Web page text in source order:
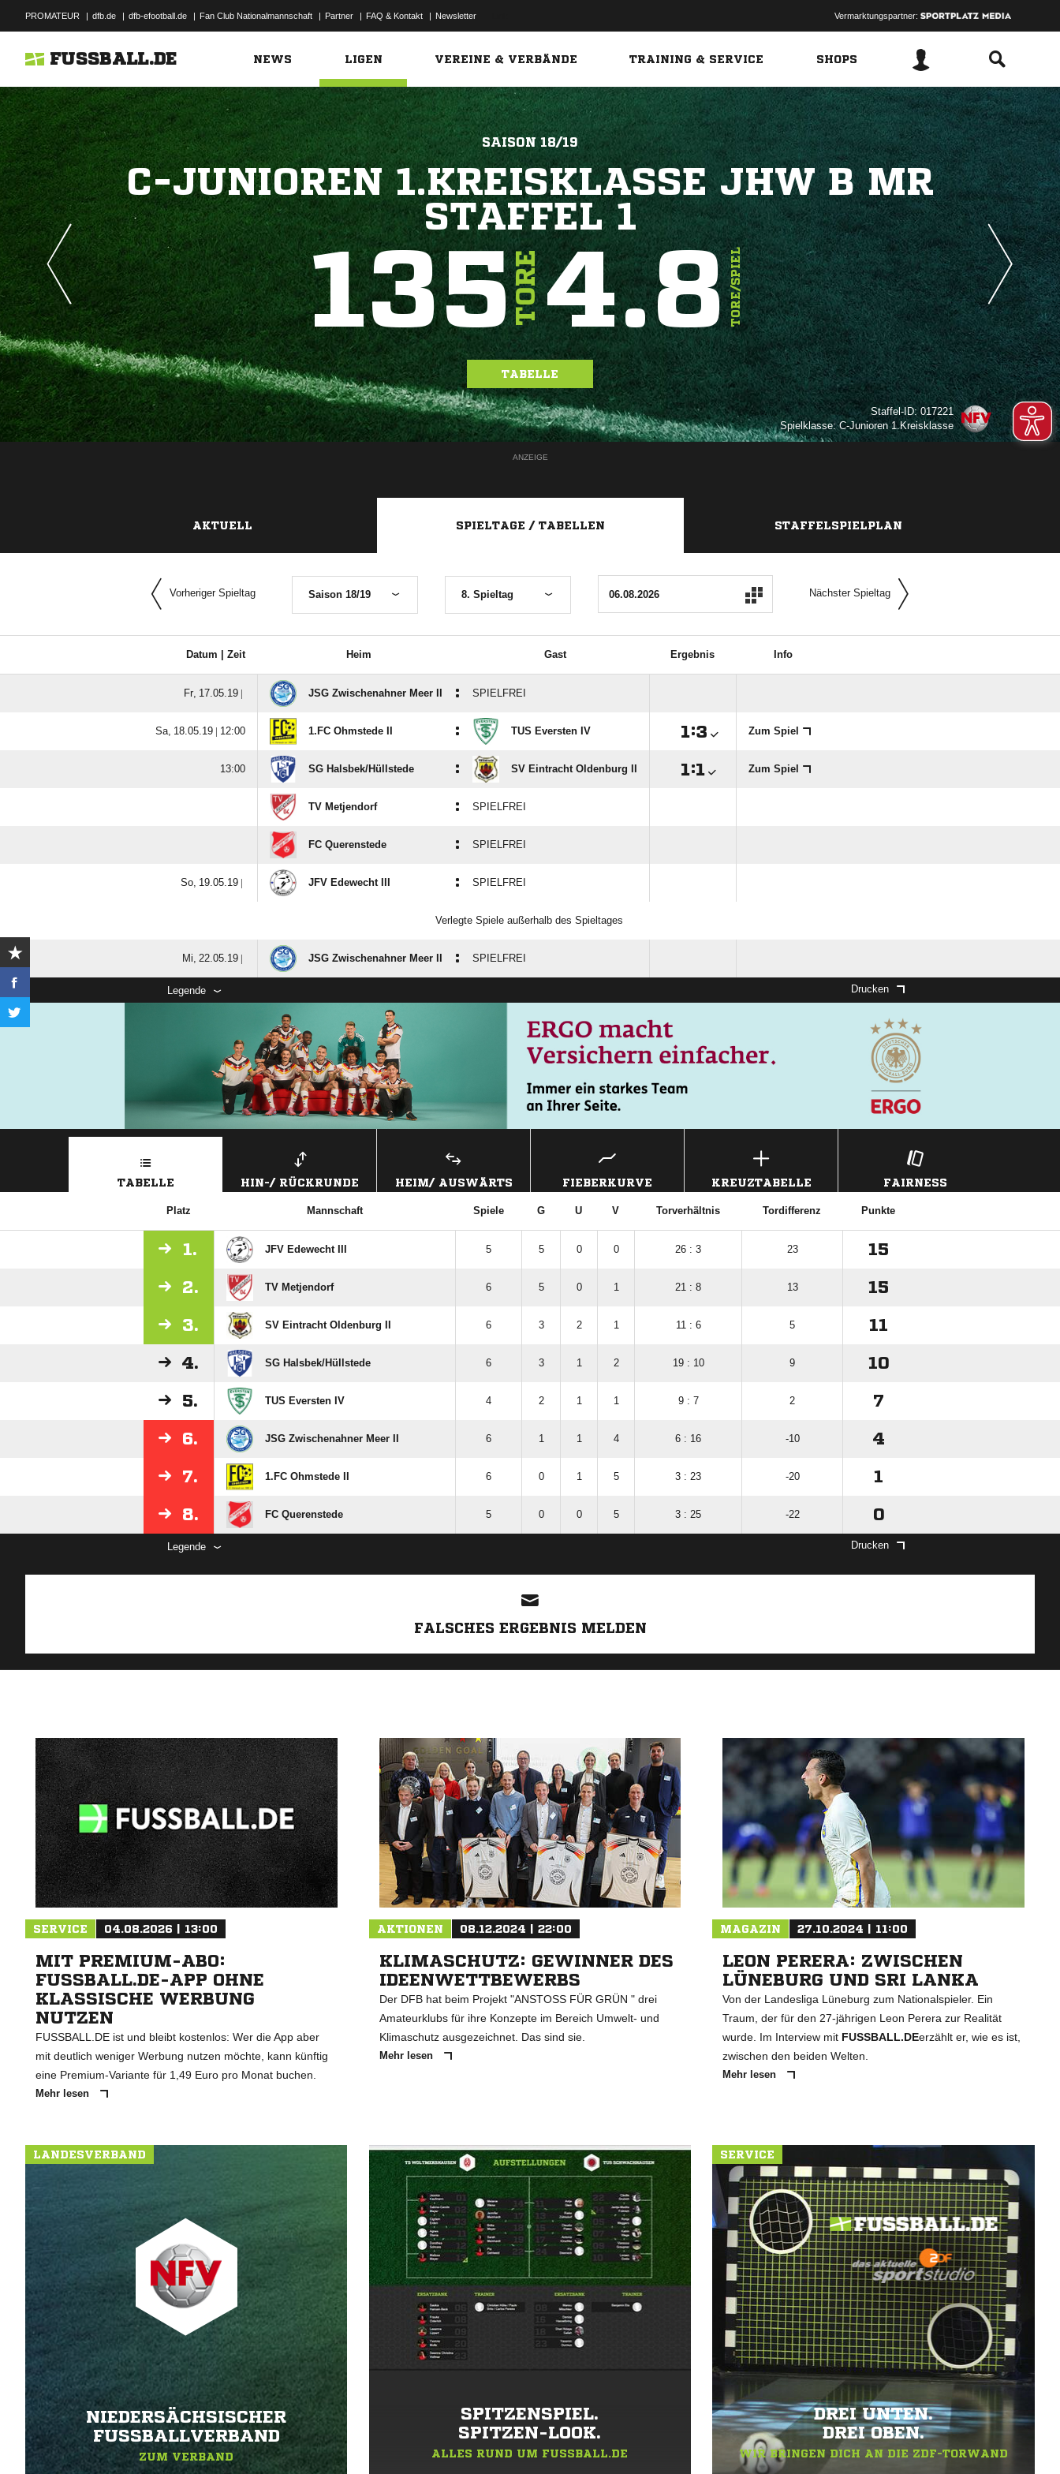
PROMATEUR | dfb.de | dfb-efootball.de | Fan Club Nationalmannschaft | Partner | FAQ & Kontakt | Newsletter Vermarktungspartner:
FUSSBALL.DE NEWS LIGEN VEREINE & VERBÄNDE TRAINING & SERVICE SHOPS
SAISON 18/19
C-JUNIOREN 1.KREISKLASSE JHW B MR
STAFFEL 1
135TORE4.8TORE/SPIEL
TABELLE
Staffel-ID: 017221
Spielklasse: C-Junioren 1.Kreisklasse
ANZEIGE
AKTUELL SPIELTAGE / TABELLEN STAFFELSPIELPLAN
Vorheriger Spieltag Saison 18/19 8. Spieltag Nächster Spieltag
Datum | Zeit Heim Gast Ergebnis Info
  | JSG Zwischenahner Meer II : SPIELFREI
  |  1.FC Ohmstede II : TUS Eversten IV : Zum Spiel
 SG Halsbek/​Hüllstede : SV Eintracht Oldenburg II : Zum Spiel
TV Metjendorf : SPIELFREI
FC Querenstede : SPIELFREI
  | JFV Edewecht III : SPIELFREI
Verlegte Spiele außerhalb des Spieltages
  | JSG Zwischenahner Meer II : SPIELFREI
Legende Drucken
TABELLE HIN-/ RÜCKRUNDE HEIM/ AUSWÄRTS FIEBERKURVE KREUZTABELLE FAIRNESS
Platz Mannschaft Spiele G U V Torverhältnis Tordifferenz Punkte
1. JFV Edewecht III 5 5 0 0 26 : 3 23 15
2. TV Metjendorf 6 5 0 1 21 : 8 13 15
3. SV Eintracht Oldenburg II 6 3 2 1 11 : 6 5 11
4. SG Halsbek/​Hüllstede 6 3 1 2 19 : 10 9 10
5. TUS Eversten IV 4 2 1 1 9 : 7 2 7
6. JSG Zwischenahner Meer II 6 1 1 4 6 : 16 -10 4
7. 1.FC Ohmstede II 6 0 1 5 3 : 23 -20 1
8. FC Querenstede 5 0 0 5 3 : 25 -22 0
Legende Drucken
FALSCHES ERGEBNIS MELDEN
SERVICE 04.08.2026 | 13:00
MIT PREMIUM-ABO:
FUSSBALL.DE-APP OHNE
KLASSISCHE WERBUNG
NUTZEN
FUSSBALL.DE ist und bleibt kostenlos: Wer die App aber
mit deutlich weniger Werbung nutzen möchte, kann künftig
eine Premium-Variante für 1,49 Euro pro Monat buchen.
Mehr lesen
AKTIONEN 08.12.2024 | 22:00
KLIMASCHUTZ: GEWINNER DES
IDEENWETTBEWERBS
Der DFB hat beim Projekt "ANSTOSS FÜR GRÜN " drei
Amateurklubs für ihre Konzepte im Bereich Umwelt- und
Klimaschutz ausgezeichnet. Das sind sie.
Mehr lesen
MAGAZIN 27.10.2024 | 11:00
LEON PERERA: ZWISCHEN
LÜNEBURG UND SRI LANKA
Von der Landesliga Lüneburg zum Nationalspieler. Ein
Traum, der für den 27-jährigen Leon Perera zur Realität
wurde. Im Interview mit FUSSBALL.DEerzählt er, wie es ist,
zwischen den beiden Welten.
Mehr lesen
LANDESVERBAND
NIEDERSÄCHSISCHER
FUSSBALLVERBAND
ZUM VERBAND
SPITZENSPIEL.
SPITZEN-LOOK.
ALLES RUND UM FUSSBALL.DE
SERVICE
DREI UNTEN.
DREI OBEN.
WIR BRINGEN DICH AN DIE ZDF-TORWAND